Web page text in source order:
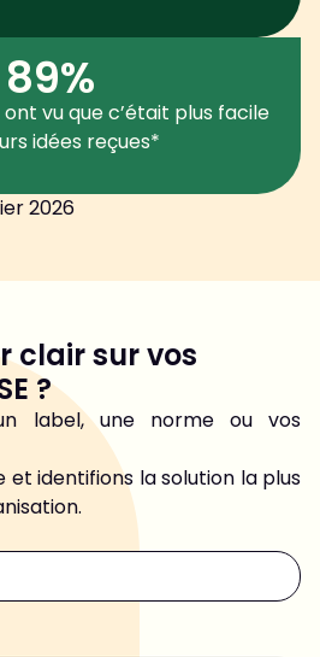
89%
vu que c’était plus facile
idées reçues*
2026
clair sur vos
?
label, une norme ou vos
et identifions la solution la plus